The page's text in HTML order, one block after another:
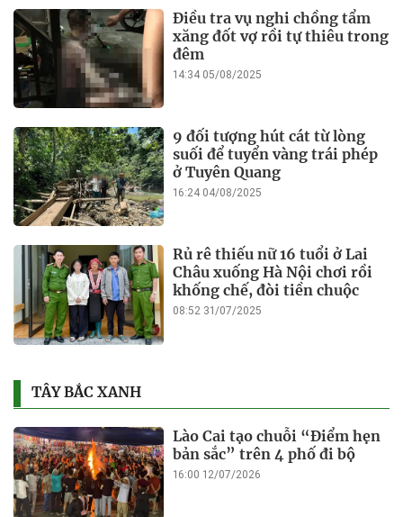
Điều tra vụ nghi chồng tẩm
xăng đốt vợ rồi tự thiêu trong
đêm
14:34 05/08/2025
9 đối tượng hút cát từ lòng
suối để tuyển vàng trái phép
ở Tuyên Quang
16:24 04/08/2025
Rủ rê thiếu nữ 16 tuổi ở Lai
Châu xuống Hà Nội chơi rồi
khống chế, đòi tiền chuộc
08:52 31/07/2025
TÂY BẮC XANH
Lào Cai tạo chuỗi “Điểm hẹn
bản sắc” trên 4 phố đi bộ
16:00 12/07/2026